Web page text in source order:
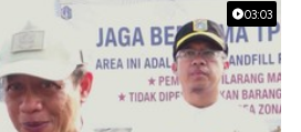
03:03